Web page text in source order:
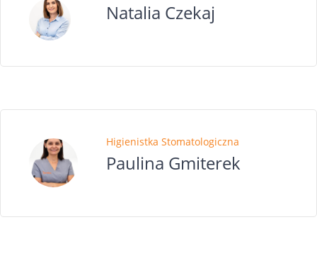
Natalia Czekaj
Higienistka Stomatologiczna
Paulina Gmiterek